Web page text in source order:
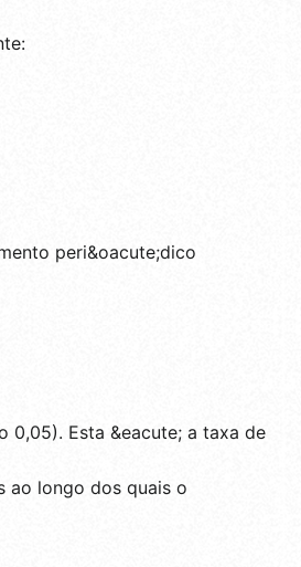
peri&oacute;dico
0,05). Esta &eacute; a taxa de
ao longo dos quais o